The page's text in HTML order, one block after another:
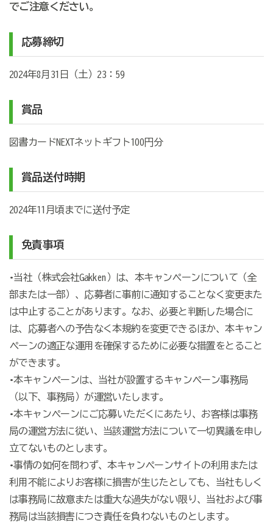
でご注意ください。
応募締切
2024年8月31日（土）23：59
賞品
図書カードNEXTネットギフト100円分
賞品送付時期
2024年11月頃までに送付予定
免責事項
•当社（株式会社Gakken）は、本キャンペーンについて（全
部または一部）、応募者に事前に通知することなく変更また
は中止することがあります。なお、必要と判断した場合に
は、応募者への予告なく本規約を変更できるほか、本キャン
ペーンの適正な運用を確保するために必要な措置をとること
ができます。
•本キャンペーンは、当社が設置するキャンペーン事務局
（以下、事務局）が運営いたします。
•本キャンペーンにご応募いただくにあたり、お客様は事務
局の運営方法に従い、当該運営方法について一切異議を申し
立てないものとします。
•事情の如何を問わず、本キャンペーンサイトの利用または
利用不能によりお客様に損害が生じたとしても、当社もしく
は事務局に故意または重大な過失がない限り、当社および事
務局は当該損害につき責任を負わないものとします。